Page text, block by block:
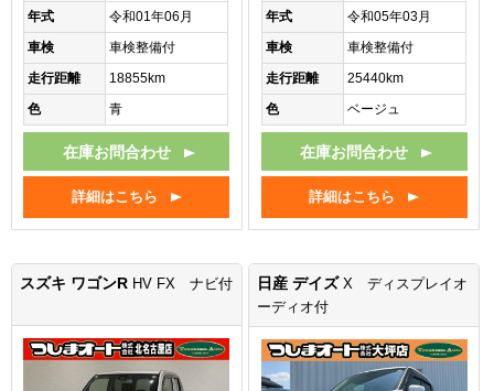
年式
令和01年06月
車検
車検整備付
走行距離
18855km
色
青
在庫お問合わせ
詳細はこちら
年式
令和05年03月
車検
車検整備付
走行距離
25440km
色
ベージュ
在庫お問合わせ
詳細はこちら
スズキ ワゴンR HV FX ナビ付 日産 デイズX ディスプレイオ
ーディオ付